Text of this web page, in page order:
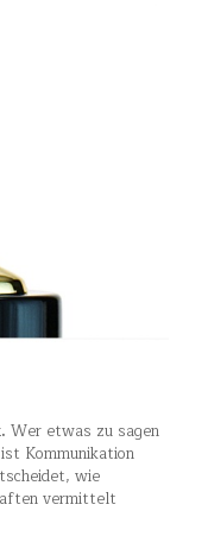
Wer etwas zu sagen
Kommunikation
wie
vermittelt